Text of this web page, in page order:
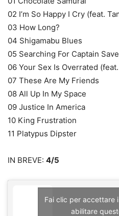
02 I’m So Happy I Cry (feat.
03 How Long?
04 Shigamabu Blues
05 Searching For Captain
06 Your Sex Is Overrated
07 These Are My Friends
08 All Up In My Space
09 Justice In America
10 King Frustration
11 Platypus Dipster
IN BREVE: 4/5
Fai clic per accettare
abilitare